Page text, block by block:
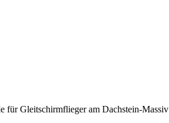
für Gleitschirmflieger am Dachstein-Massiv